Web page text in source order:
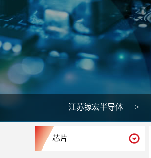
江苏镓宏半导体 >
芯片